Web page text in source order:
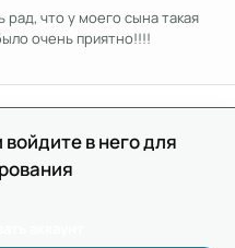
что у моего сына такая
очень приятно!!!!
в него для